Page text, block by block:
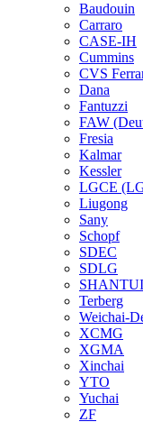
Baudouin
Carraro
CASE-IH
Cummins
CVS
Dana
Fantuzzi
FAW
Fresia
Kalmar
Kessler
LGCE
Liugong
Sany
Schopf
SDEC
SDLG
SHANTUI
Terberg
Weichai-
XCMG
XGMA
Xinchai
YTO
Yuchai
ZF